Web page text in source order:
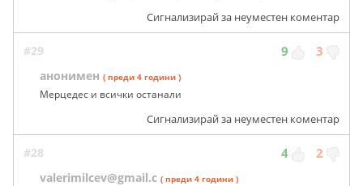
Сигнализирай за неуместен коментар
#29 9 3
анонимен ( преди 4 години )
Мерцeдес и всички останали
Сигнализирай за неуместен коментар
#28 4 2
valerimilcev@gmail.c ( преди 4 години )